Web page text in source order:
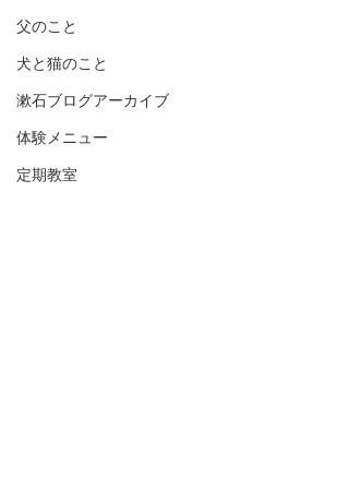
父のこと
犬と猫のこと
漱石ブログアーカイブ
体験メニュー
定期教室